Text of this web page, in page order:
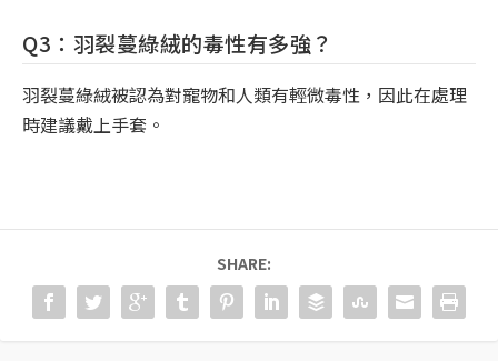
Q3：羽裂蔓綠絨的毒性有多強？
羽裂蔓綠絨被認為對寵物和人類有輕微毒性，因此在處理
時建議戴上手套。
SHARE: